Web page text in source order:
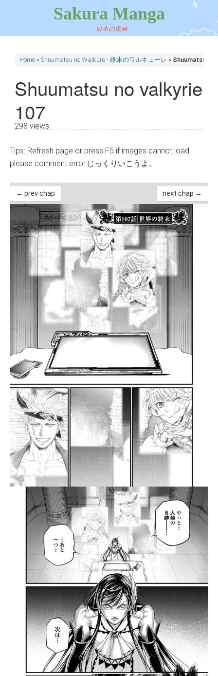
Sakura Manga
日本の漫画
Home » Shuumatsu no Walküre - 終末のワルキューレ » Shuumatsu no
Shuumatsu no valkyrie
107
298 views
Tips: Refresh page or press F5 if images cannot load,
please comment error.じっくりいこうよ。
← prev chap next chap →